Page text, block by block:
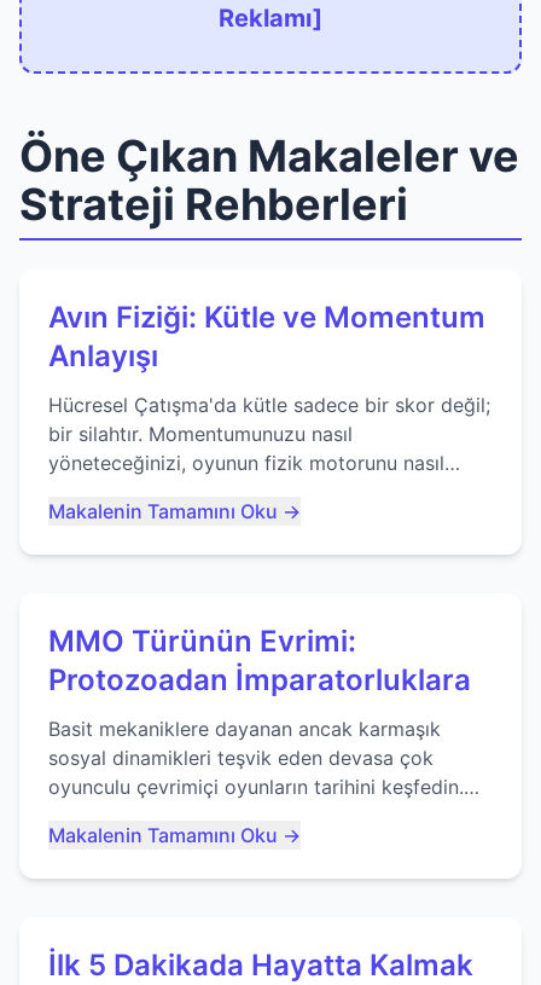
Reklamı]
Öne Çıkan Makaleler ve
Strateji Rehberleri
Avın Fiziği: Kütle ve Momentum
Anlayışı
Hücresel Çatışma'da kütle sadece bir skor değil;
bir silahtır. Momentumunuzu nasıl
yöneteceğinizi, oyunun fizik motorunu nasıl
ustalaşacağınızı öğrenin...
Makalenin Tamamını Oku →
MMO Türünün Evrimi:
Protozoadan İmparatorluklara
Basit mekaniklere dayanan ancak karmaşık
sosyal dinamikleri teşvik eden devasa çok
oyunculu çevrimiçi oyunların tarihini keşfedin.
Makalenin Tamamını Oku →
İlk 5 Dakikada Hayatta Kalmak